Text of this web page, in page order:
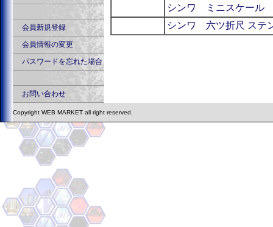
会員新規登録
会員情報の変更
パスワードを忘れた場合
お問い合わせ
シンワ ミニスケール
シンワ 六ツ折尺 ステ
Copyright WEB MARKET all right reserved.